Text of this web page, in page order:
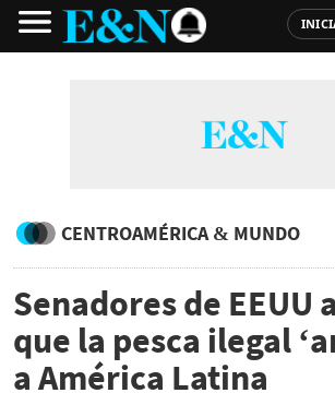
CENTROAMÉRICA & MUNDO
Senadores de EEUU
que la pesca ilegal
a América Latina